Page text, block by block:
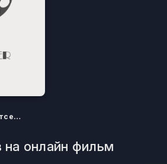
50 оттенков бестселлера
на онлайн фильм